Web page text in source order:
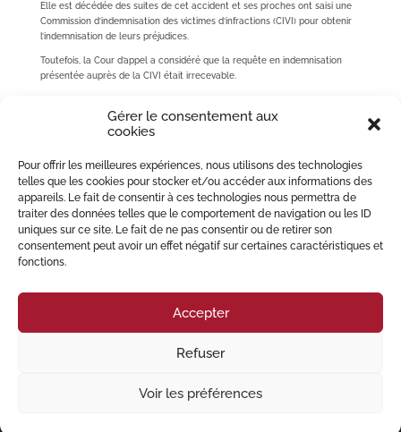
Gérer le consentement aux
cookies
Pour offrir les meilleures expériences, nous utilisons des technologies
telles que les cookies pour stocker et/ou accéder aux informations des
appareils. Le fait de consentir à ces technologies nous permettra de
traiter des données telles que le comportement de navigation ou les ID
uniques sur ce site. Le fait de ne pas consentir ou de retirer son
consentement peut avoir un effet négatif sur certaines caractéristiques et
fonctions.
Accepter
Refuser
Voir les préférences
Elle est décédée des suites de cet accident et ses proches ont saisi une
Commission d’indemnisation des victimes d’infractions (CIVI) pour obtenir
l’indemnisation de leurs préjudices.
Toutefois, la Cour d’appel a considéré que la requête en indemnisation
présentée auprès de la CIVI était irrecevable.
Alors que le Code des assurances prévoit notamment la compétence du
FGAO lorsque le préjudice résulte d’un accident survenu sur le territoire
Cour de cassation confirme la position de la Cour d’appel après avoir
toutefois constaté que l’accident s’était produit au Portugal.
La CIVI n’était donc pas compétente pour accueillir la requête en
indemnisation.
Cette décision est très sévère pour les proches de cette victime,
démontrant les nombreux obstacles en la matière et l’importance d’être
© 2023 Migliore Perrey Avocats – Tous droits réservés I